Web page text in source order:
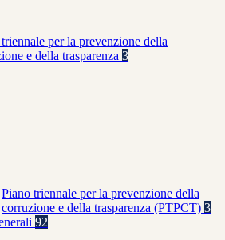
per la prevenzione della
e della trasparenza 3
Piano triennale per la prevenzione della
corruzione e della trasparenza (PTPCT) 3
92